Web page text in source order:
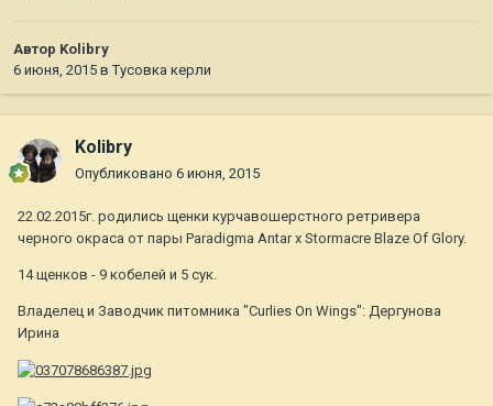
Автор Kolibry
6 июня, 2015 вТусовка керли
Kolibry
Опубликовано 6 июня, 2015
22.02.2015г. родились щенки курчавошерстного ретривера
черного окраса от пары Paradigma Antar x Stormacre Blaze Of Glory.
14 щенков - 9 кобелей и 5 сук.
Владелец и Заводчик питомника "Curlies On Wings": Дергунова
Ирина